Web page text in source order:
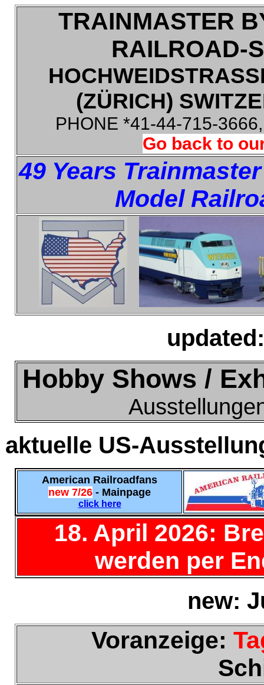
TRAINMASTER
RAILROAD-
(ZÜRICH)
PHONE *41-44-715-
Go back to
49 Years
Model
Hobby Shows /
aktuelle US-
American Railroadfans
new 7/26 - Mainpage
click here
18. April 2026:
werden per
new:
Voranzeige: